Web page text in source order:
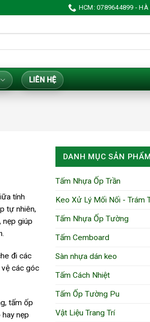
HCM: 0789644899 -
LIÊN HỆ
tính
tự nhiên,
nẹp giúp
đi các
vệ các góc
tấm ốp
nẹp
DANH MỤC SẢN PHẨM
Tấm Nhựa Ốp Trần
Keo Xử Lý Mối Nối - Trám
Tấm Nhựa Ốp Tường
Tấm Cemboard
Sàn nhựa dán keo
Tấm Cách Nhiệt
Tấm Ốp Tường Pu
Vật Liệu Trang Trí